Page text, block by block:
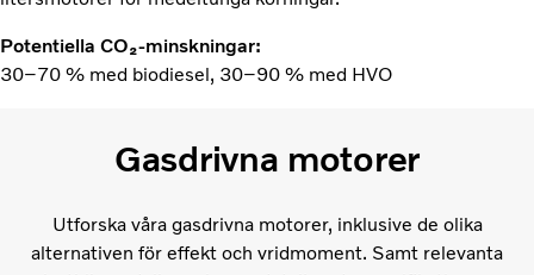
Potentiella CO₂-minskningar:
30–70 % med biodiesel, 30–90 % med HVO
Gasdrivna motorer
Utforska våra gasdrivna motorer, inklusive de olika
alternativen för effekt och vridmoment. Samt relevanta